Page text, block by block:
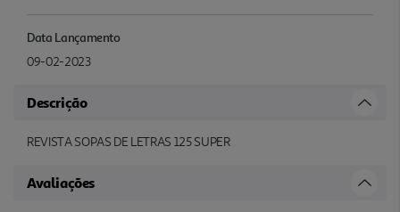
Data Lançamento
09-02-2023
Descrição
REVISTA SOPAS DE LETRAS 125 SUPER
Avaliações